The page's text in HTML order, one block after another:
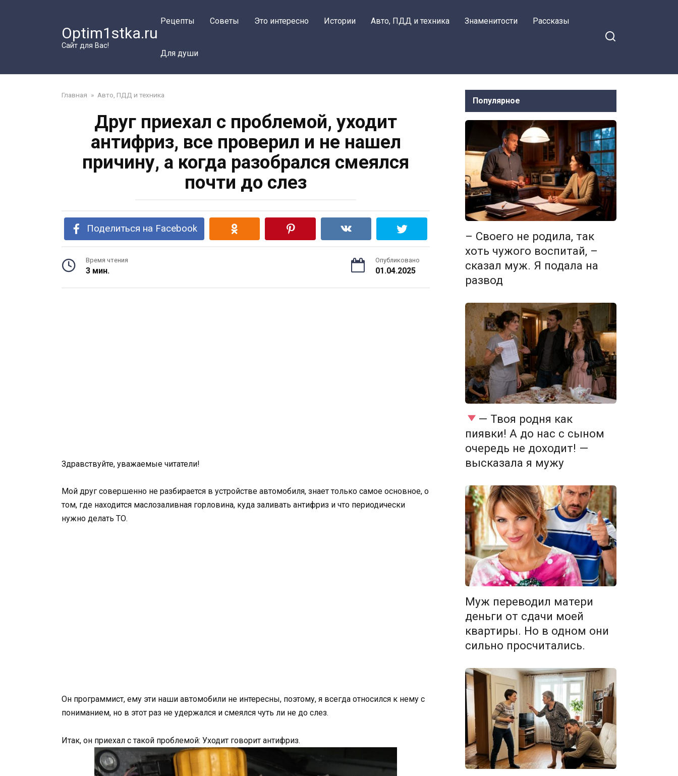
Optim1stka.ru
Сайт для Вас!
Рецепты Советы Это интересно Истории Авто, ПДД и техника Знаменитости Рассказы
Для души
Главная » Авто, ПДД и техника
Друг приехал с проблемой, уходит
антифриз, все проверил и не нашел
причину, а когда разобрался смеялся
почти до слез
Поделиться на Facebook
Время чтения
3 мин.
Опубликовано
01.04.2025
Здравствуйте, уважаемые читатели!
Мой друг совершенно не разбирается в устройстве автомобиля, знает только самое основное, о
том, где находится маслозаливная горловина, куда заливать антифриз и что периодически
нужно делать ТО.
Он программист, ему эти наши автомобили не интересны, поэтому, я всегда относился к нему с
пониманием, но в этот раз не удержался и смеялся чуть ли не до слез.
Итак, он приехал с такой проблемой: Уходит говорит антифриз.
Популярное
– Своего не родила, так
хоть чужого воспитай, –
сказал муж. Я подала на
развод
— Твоя родня как
пиявки! А до нас с сыном
очередь не доходит! —
высказала я мужу
Муж переводил матери
деньги от сдачи моей
квартиры. Но в одном они
сильно просчитались.
квартиру на нее